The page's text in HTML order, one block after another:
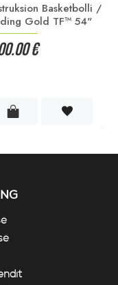
Basketbolli /
Gold TF™ 54"
€